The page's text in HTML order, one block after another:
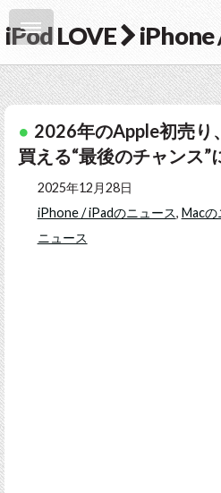
iPod LOVE iPhone
2026年のApple初売り
買える“最後のチャンス”
2025年12月28日
iPhone / iPadのニュース, Macの
ニュース